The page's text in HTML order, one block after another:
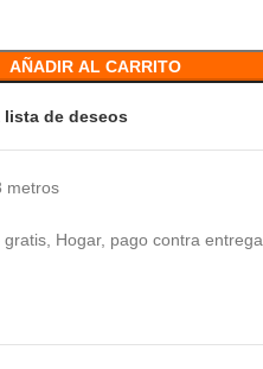
AÑADIR AL CARRITO
lista de deseos
metros
gratis, Hogar, pago contra entrega